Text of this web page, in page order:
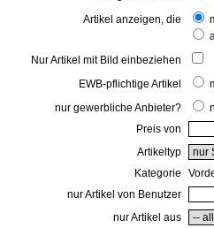
Artikel anzeigen, die
Nur Artikel mit Bild einbeziehen
EWB-pflichtige Artikel
nur gewerbliche Anbieter?
Preis von
Artikeltyp
Kategorie
nur Artikel von Benutzer
nur Artikel aus